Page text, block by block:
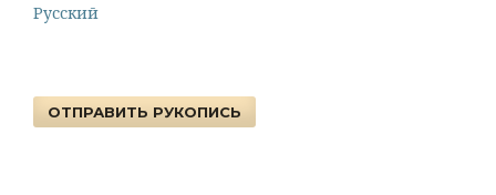
Русский
ОТПРАВИТЬ РУКОПИСЬ